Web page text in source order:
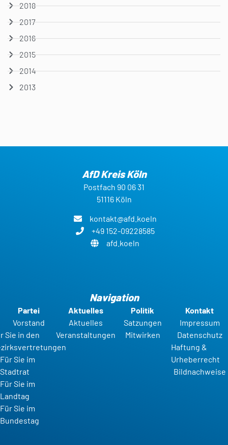
2018
2017
2016
2015
2014
2013
AfD Kreis Köln
Postfach 90 06 31
51116 Köln
kontakt@afd.koeln
+49 152-09228585
afd.koeln
Navigation
Partei
Vorstand
Sie in den
Für Sie im
Stadtrat
Für Sie im
Landtag
Für Sie im
Bundestag
Aktuelles
Aktuelles
Veranstaltungen
Politik
Satzungen
Mitwirken
Kontakt
Impressum
Datenschutz
Haftung &
Urheberrecht
Bildnachweise